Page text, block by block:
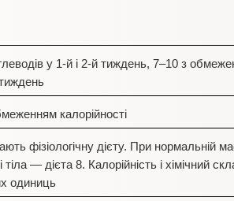
у 1-й і 2-й тиждень, 7–10 з
калорійності
фізіологічну дієту. При нормальній
— дієта 8. Калорійність і хімічний
одиниць